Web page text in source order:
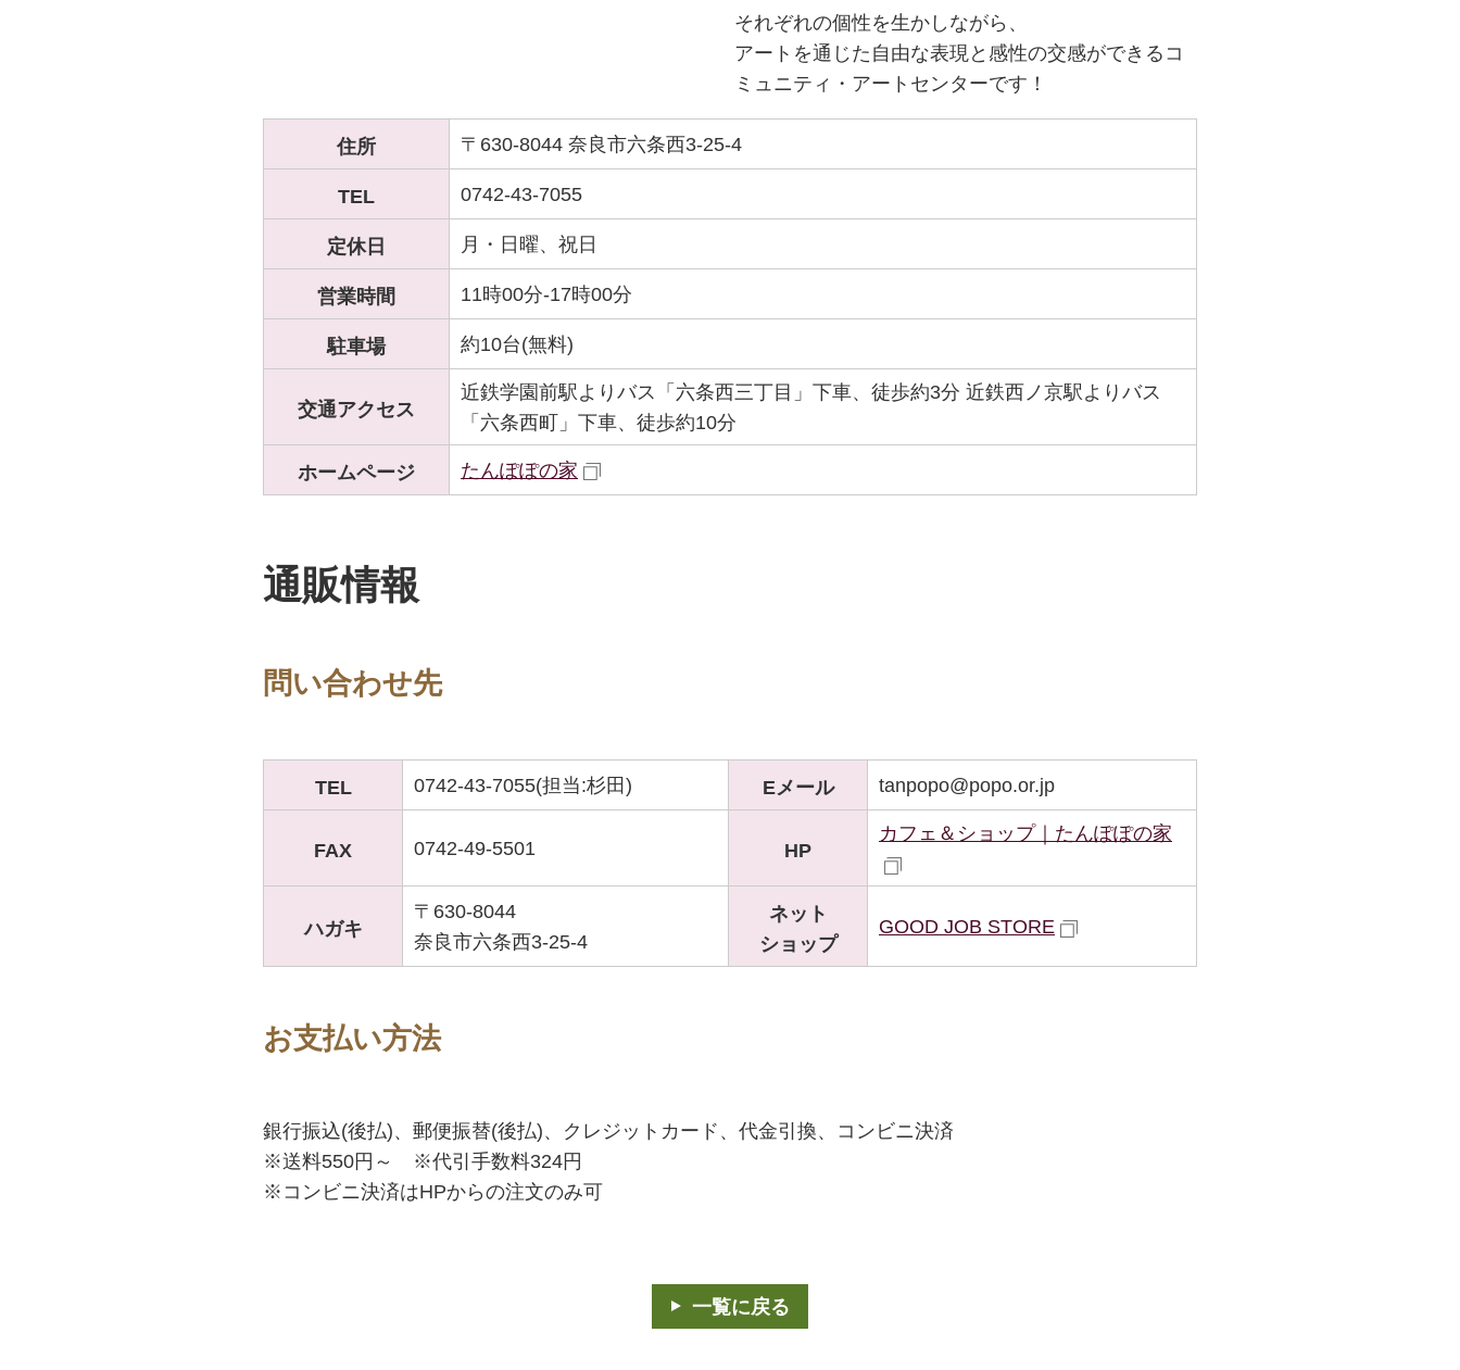
それぞれの個性を生かしながら、
アートを通じた自由な表現と感性の交感ができるコ
ミュニティ・アートセンターです！
住所 〒630-8044 奈良市六条西3-25-4
TEL 0742-43-7055
定休日 月・日曜、祝日
営業時間 11時00分-17時00分
駐車場 約10台(無料)
交通アクセス
近鉄学園前駅よりバス「六条西三丁目」下車、徒歩約3分 近鉄西ノ京駅よりバス
「六条西町」下車、徒歩約10分
ホームページ たんぽぽの家
通販情報
問い合わせ先
TEL 0742-43-7055(担当:杉田) Eメール tanpopo@popo.or.jp
FAX 0742-49-5501 HP
カフェ＆ショップ｜たんぽぽの家
ハガキ
〒630-8044
奈良市六条西3-25-4
ネット
ショップ
GOOD JOB STORE
お支払い方法
銀行振込(後払)、郵便振替(後払)、クレジットカード、代金引換、コンビニ決済
※送料550円～ ※代引手数料324円
※コンビニ決済はHPからの注文のみ可
一覧に戻る